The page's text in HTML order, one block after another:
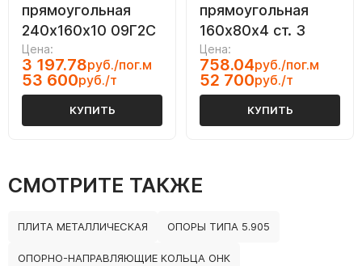
прямоугольная
240х160х10 09Г2С
Цена:
3 197.78руб./пог.м
53 600руб./т
КУПИТЬ
прямоугольная
160х80х4 ст. 3
Цена:
758.04руб./пог.м
52 700руб./т
КУПИТЬ
СМОТРИТЕ ТАКЖЕ
ПЛИТА МЕТАЛЛИЧЕСКАЯ ОПОРЫ ТИПА 5.905
ОПОРНО-НАПРАВЛЯЮЩИЕ КОЛЬЦА ОНК